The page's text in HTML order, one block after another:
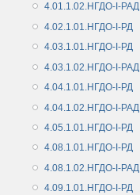
4.01.1.02.НГДО-I-РАД
4.02.1.01.НГДО-I-РД
4.03.1.01.НГДО-I-РД
4.03.1.02.НГДО-I-РАД
4.04.1.01.НГДО-I-РД
4.04.1.02.НГДО-I-РАД
4.05.1.01.НГДО-I-РД
4.08.1.01.НГДО-I-РД
4.08.1.02.НГДО-I-РАД
4.09.1.01.НГДО-I-РД